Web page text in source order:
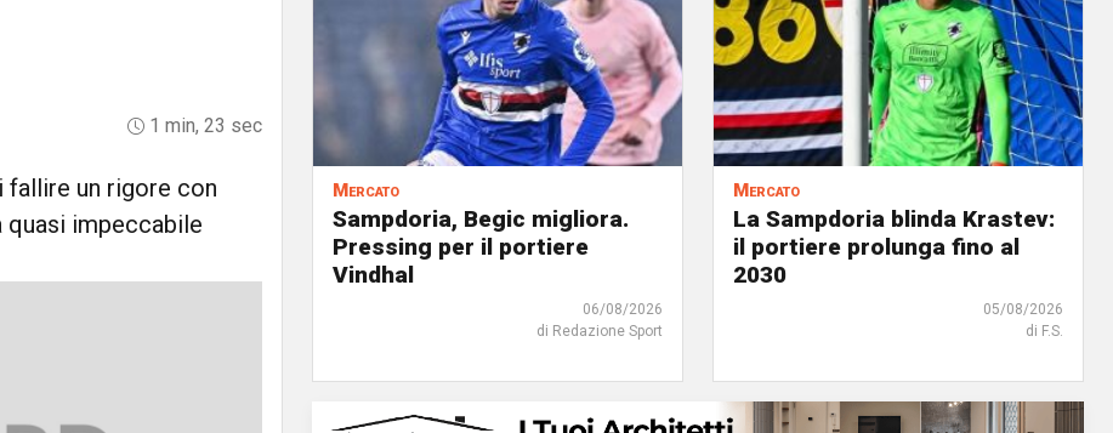
1 min, 23 sec
fallire un rigore con
quasi impeccabile
Mercato
Sampdoria, Begic migliora.
Pressing per il portiere
Vindhal
06/08/2026
di Redazione Sport
Mercato
La Sampdoria blinda Krastev:
il portiere prolunga fino al
2030
05/08/2026
di F.S.